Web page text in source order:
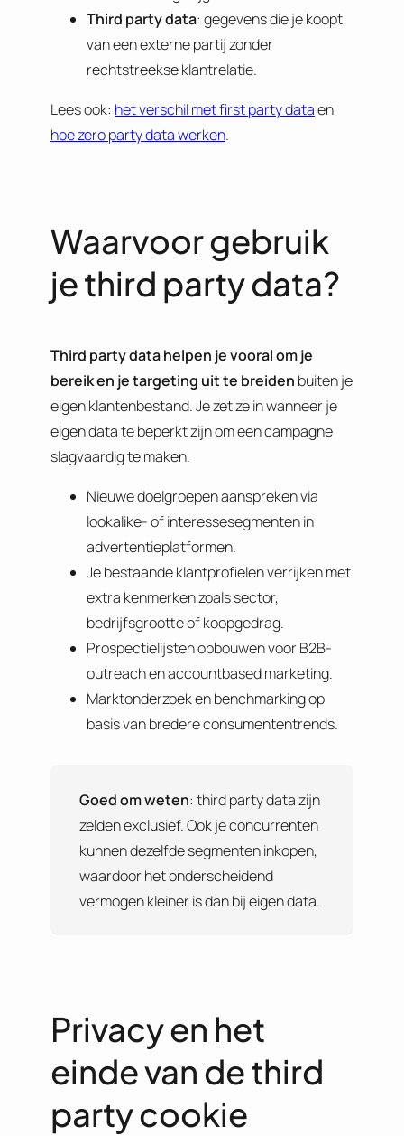
Third party data: gegevens die je koopt
van een externe partij zonder
rechtstreekse klantrelatie.
Lees ook: het verschil met first party dataen
hoe zero party data werken.
Waarvoor gebruik
je third party data?
Third party data helpen je vooral om je
bereik en je targeting uit te breiden buiten je
eigen klantenbestand. Je zet ze in wanneer je
eigen data te beperkt zijn om een campagne
slagvaardig te maken.
Nieuwe doelgroepen aanspreken via
lookalike- of interessesegmenten in
advertentieplatformen.
Je bestaande klantprofielen verrijken met
extra kenmerken zoals sector,
bedrijfsgrootte of koopgedrag.
Prospectielijsten opbouwen voor B2B-
outreach en accountbased marketing.
Marktonderzoek en benchmarking op
basis van bredere consumententrends.
Goed om weten: third party data zijn
zelden exclusief. Ook je concurrenten
kunnen dezelfde segmenten inkopen,
waardoor het onderscheidend
vermogen kleiner is dan bij eigen data.
Privacy en het
einde van de third
party cookie